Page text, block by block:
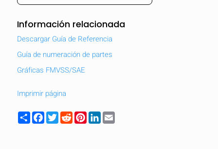
Información relacionada
Descargar Guía de Referencia
Guía de numeración de partes
Gráficas FMVSS/SAE
Imprimir página
ShareFacebook
TwitterRedditPinterest
LinkedIn